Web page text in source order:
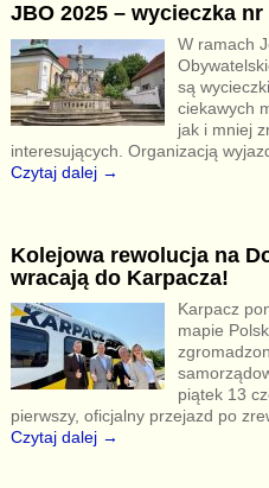
JBO 2025 – wycieczka nr
W ramach
są
ciekawych
jak i mniej
interesujących. Organizacją
Czytaj dalej →
Kolejowa rewolucja na
wracają do Karpacza!
Karpacz
mapie
piątek 13
pierwszy, oficjalny przejazd po
Czytaj dalej →